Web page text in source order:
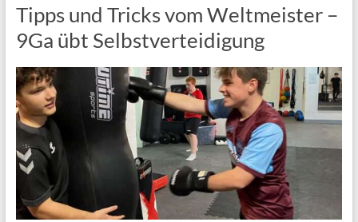
Tipps und Tricks vom Weltmeister –
9Ga übt Selbstverteidigung